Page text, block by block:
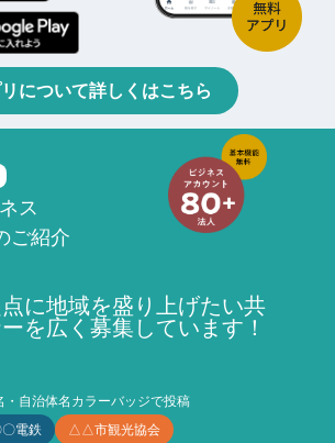
について詳しくはこちら
ス
ご紹介
点に地域を盛り上げたい共
を広く募集しています！
自治体名カラーバッジで投稿
〇電鉄
△△市観光協会